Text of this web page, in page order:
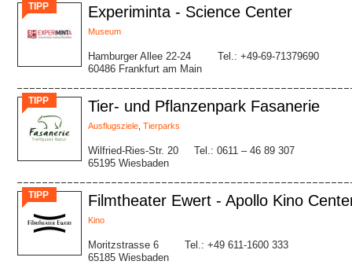
TIPP Experiminta - Science Center
Museum
Hamburger Allee 22-24
60486 Frankfurt am Main
Tel.: +49-69-71379690
TIPP Tier- und Pflanzenpark Fasanerie
Ausflugsziele Tierparks
Wilfried-Ries-Str. 20
65195 Wiesbaden
Tel.: 0611 – 46 89 307
TIPP Filmtheater Ewert - Apollo Kino
Kino
Moritzstrasse 6
65185 Wiesbaden
Tel.: +49 611-1600 333